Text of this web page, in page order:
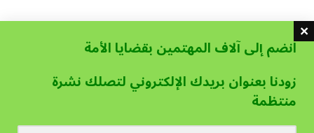
انضم إلى آلاف المهتمين بقضايا الأمة
زودنا بعنوان بريدك الإلكتروني لتصلك نشرة
منتظمة